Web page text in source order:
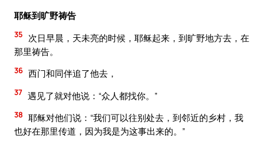
耶稣到旷野祷告
35
次日早晨，天未亮的时候，耶稣起来，到旷野地方去，在
那里祷告。
36 西门和同伴追了他去，
37 遇见了就对他说：“众人都找你。”
38 耶稣对他们说：“我们可以往别处去，到邻近的乡村，我
也好在那里传道，因为我是为这事出来的。”